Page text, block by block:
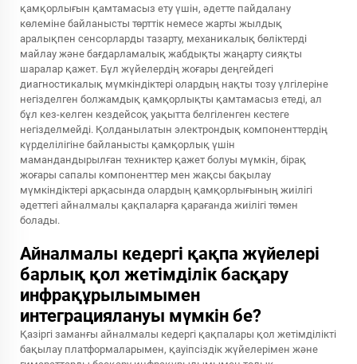
қамқорлығын қамтамасыз ету үшін, әдетте пайдалану
көлеміне байланысты төрттік немесе жарты жылдық
аралықпен сенсорларды тазарту, механикалық бөліктерді
майлау және бағдарламалық жабдықты жаңарту сияқты
шаралар қажет. Бұл жүйелердің жоғары деңгейдегі
диагностикалық мүмкіндіктері олардың нақты тозу үлгілеріне
негізделген болжамдық қамқорлықты қамтамасыз етеді, ал
бұл кез-келген кездейсоқ уақытта белгіленген кестеге
негізделмейді. Қолданылатын электрондық компоненттердің
күрделілігіне байланысты қамқорлық үшін
мамандандырылған техниктер қажет болуы мүмкін, бірақ
жоғары сапалы компоненттер мен жақсы бақылау
мүмкіндіктері арқасында олардың қамқорлығының жиілігі
әдеттегі айналмалы қақпаларға қарағанда жиілігі төмен
болады.
Айналмалы кедергі қақпа жүйелері
барлық қол жетімділік басқару
инфрақұрылымымен
интеграциялануы мүмкін бе?
Қазіргі заманғы айналмалы кедергі қақпалары қол жетімділікті
бақылау платформаларымен, қауіпсіздік жүйелерімен және